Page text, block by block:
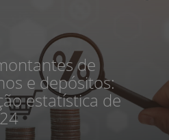
de
e depósitos:
estatística de